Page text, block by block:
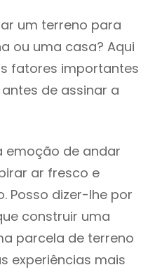
um terreno para
ou uma casa? Aqui
fatores importantes
de assinar a
emoção de andar
ar fresco e
Posso dizer-lhe por
construir uma
parcela de terreno
experiências mais